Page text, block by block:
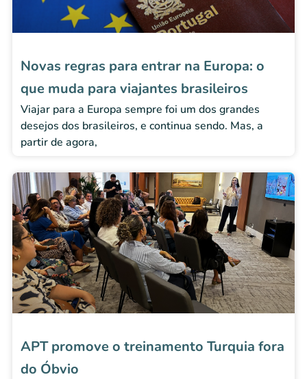
Novas regras para entrar na Europa: o
que muda para viajantes brasileiros
Viajar para a Europa sempre foi um dos grandes
desejos dos brasileiros, e continua sendo. Mas, a
partir de agora,
APT promove o treinamento Turquia fora
do Óbvio